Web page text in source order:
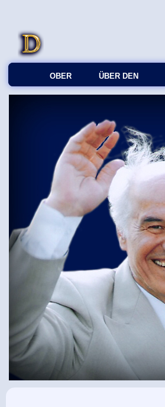
OBER ÜBER DEN